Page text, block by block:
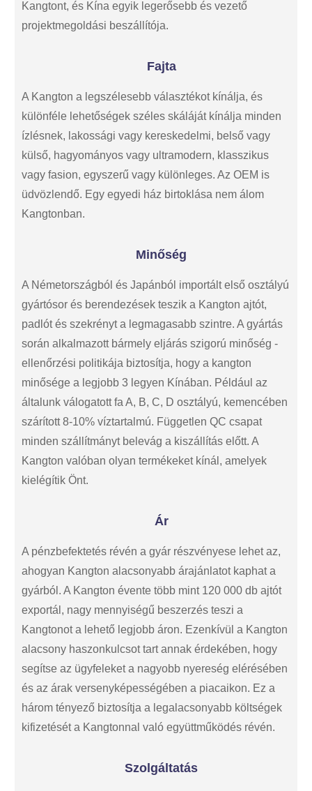
Kangtont, és Kína egyik legerősebb és vezető
projektmegoldási beszállítója.
Fajta
A Kangton a legszélesebb választékot kínálja, és
különféle lehetőségek széles skáláját kínálja minden
ízlésnek, lakossági vagy kereskedelmi, belső vagy
külső, hagyományos vagy ultramodern, klasszikus
vagy fasion, egyszerű vagy különleges. Az OEM is
üdvözlendő. Egy egyedi ház birtoklása nem álom
Kangtonban.
Minőség
A Németországból és Japánból importált első osztályú
gyártósor és berendezések teszik a Kangton ajtót,
padlót és szekrényt a legmagasabb szintre. A gyártás
során alkalmazott bármely eljárás szigorú minőség -
ellenőrzési politikája biztosítja, hogy a kangton
minősége a legjobb 3 legyen Kínában. Például az
általunk válogatott fa A, B, C, D osztályú, kemencében
szárított 8-10% víztartalmú. Független QC csapat
minden szállítmányt belevág a kiszállítás előtt. A
Kangton valóban olyan termékeket kínál, amelyek
kielégítik Önt.
Ár
A pénzbefektetés révén a gyár részvényese lehet az,
ahogyan Kangton alacsonyabb árajánlatot kaphat a
gyárból. A Kangton évente több mint 120 000 db ajtót
exportál, nagy mennyiségű beszerzés teszi a
Kangtonot a lehető legjobb áron. Ezenkívül a Kangton
alacsony haszonkulcsot tart annak érdekében, hogy
segítse az ügyfeleket a nagyobb nyereség elérésében
és az árak versenyképességében a piacaikon. Ez a
három tényező biztosítja a legalacsonyabb költségek
kifizetését a Kangtonnal való együttműködés révén.
Szolgáltatás